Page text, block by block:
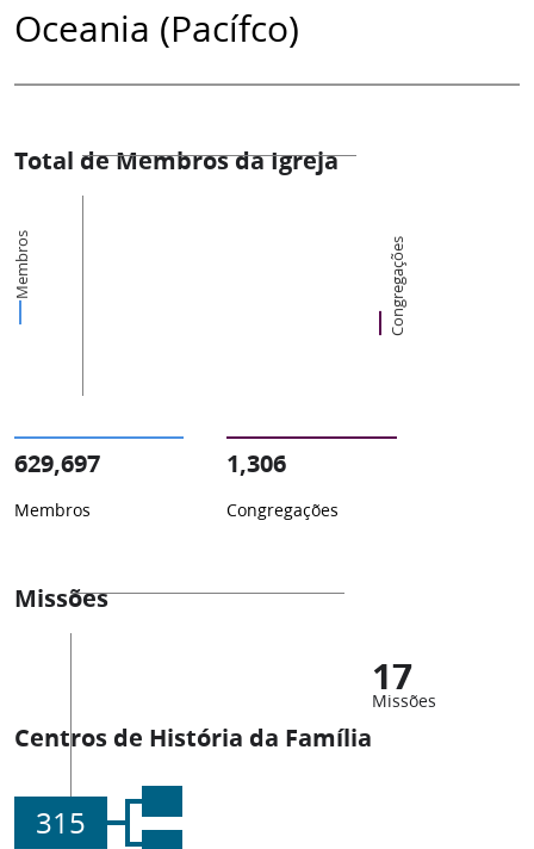
Oceania (Pacífco)
Total de Membros da Igreja
Membros Congregações
629,697
Membros
1,306
Congregações
Missões
17
Missões
Centros de História da Família
315